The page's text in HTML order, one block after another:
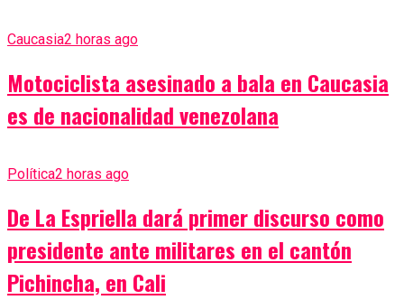
Caucasia2 horas ago
Motociclista asesinado a bala en Caucasia
es de nacionalidad venezolana
Política2 horas ago
De La Espriella dará primer discurso como
presidente ante militares en el cantón
Pichincha, en Cali